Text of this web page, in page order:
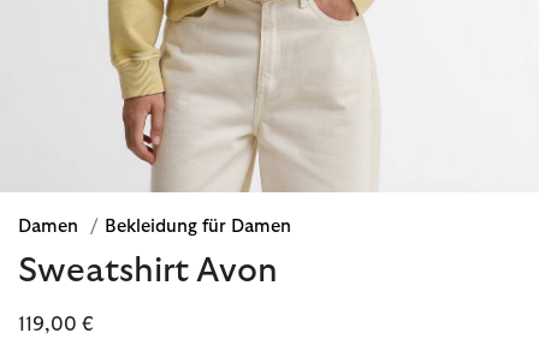
Damen / Bekleidung für Damen
Sweatshirt Avon
119,00 €